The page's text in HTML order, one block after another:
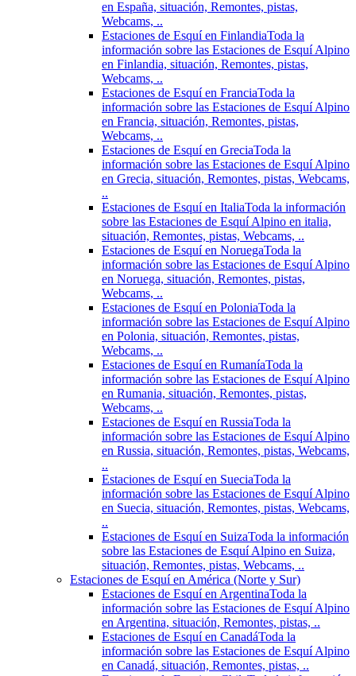
en España, situación, Remontes, pistas,
Webcams, ..
Estaciones de Esquí en FinlandiaToda la
información sobre las Estaciones de Esquí Alpino
en Finlandia, situación, Remontes, pistas,
Webcams, ..
Estaciones de Esquí en FranciaToda la
información sobre las Estaciones de Esquí Alpino
en Francia, situación, Remontes, pistas,
Webcams, ..
Estaciones de Esquí en GreciaToda la
información sobre las Estaciones de Esquí Alpino
en Grecia, situación, Remontes, pistas, Webcams,
..
Estaciones de Esquí en ItaliaToda la información
sobre las Estaciones de Esquí Alpino en italia,
situación, Remontes, pistas, Webcams, ..
Estaciones de Esquí en NoruegaToda la
información sobre las Estaciones de Esquí Alpino
en Noruega, situación, Remontes, pistas,
Webcams, ..
Estaciones de Esquí en PoloniaToda la
información sobre las Estaciones de Esquí Alpino
en Polonia, situación, Remontes, pistas,
Webcams, ..
Estaciones de Esquí en RumaníaToda la
información sobre las Estaciones de Esquí Alpino
en Rumania, situación, Remontes, pistas,
Webcams, ..
Estaciones de Esquí en RussiaToda la
información sobre las Estaciones de Esquí Alpino
en Russia, situación, Remontes, pistas, Webcams,
..
Estaciones de Esquí en SueciaToda la
información sobre las Estaciones de Esquí Alpino
en Suecia, situación, Remontes, pistas, Webcams,
..
Estaciones de Esquí en SuizaToda la información
sobre las Estaciones de Esquí Alpino en Suiza,
situación, Remontes, pistas, Webcams, ..
Estaciones de Esquí en América (Norte y Sur)
Estaciones de Esquí en ArgentinaToda la
información sobre las Estaciones de Esquí Alpino
en Argentina, situación, Remontes, pistas, ..
Estaciones de Esquí en CanadáToda la
información sobre las Estaciones de Esquí Alpino
en Canadá, situación, Remontes, pistas, ..